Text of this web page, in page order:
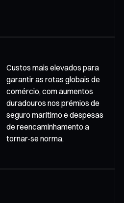
Custos mais elevados para
garantir as rotas globais de
comércio, com aumentos
duradouros nos prémios de
seguro marítimo e despesas
de reencaminhamento a
tornar-se norma.